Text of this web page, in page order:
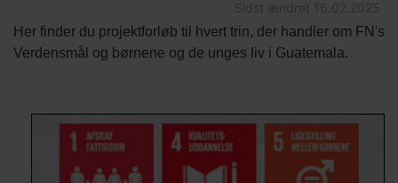
Her finder du projektforløb til hvert trin, der handler om FN's
Verdensmål og børnene og de unges liv i Guatemala.
elementer
Billede
Image
Billede